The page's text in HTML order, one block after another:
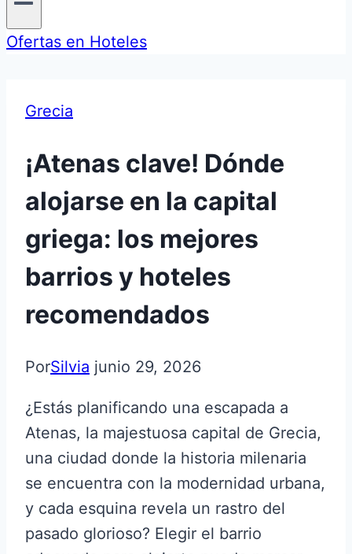
Ofertas en Hoteles
Grecia
¡Atenas clave! Dónde
alojarse en la capital
griega: los mejores
barrios y hoteles
recomendados
PorSilvia junio 29, 2026
¿Estás planificando una escapada a
Atenas, la majestuosa capital de Grecia,
una ciudad donde la historia milenaria
se encuentra con la modernidad urbana,
y cada esquina revela un rastro del
pasado glorioso? Elegir el barrio